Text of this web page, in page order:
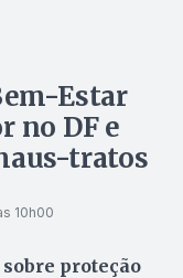
Estar
no DF e
tratos
10h00
proteção